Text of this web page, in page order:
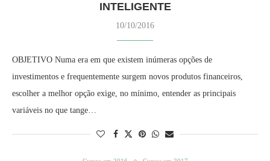
INTELIGENTE
10/10/2016
OBJETIVO Numa era em que existem inúmeras opções de
investimentos e frequentemente surgem novos produtos financeiros,
escolher a melhor opção exige, no mínimo, entender as principais
variáveis no que tange…